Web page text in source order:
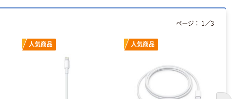
人気商品 人気商品
ページ： 1 ／3